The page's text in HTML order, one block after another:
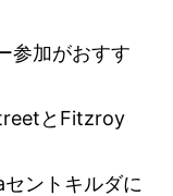
参加がおすす
と Fitzroy
ントキルダに